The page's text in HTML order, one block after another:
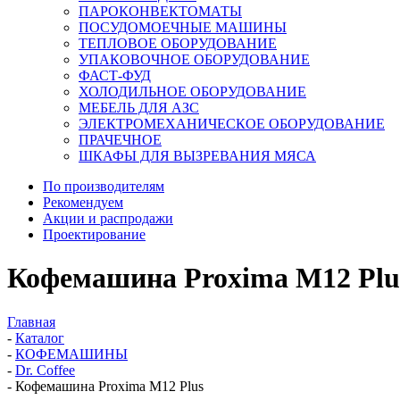
ПАРОКОНВЕКТОМАТЫ
ПОСУДОМОЕЧНЫЕ МАШИНЫ
ТЕПЛОВОЕ ОБОРУДОВАНИЕ
УПАКОВОЧНОЕ ОБОРУДОВАНИЕ
ФАСТ-ФУД
ХОЛОДИЛЬНОЕ ОБОРУДОВАНИЕ
МЕБЕЛЬ ДЛЯ АЗС
ЭЛЕКТРОМЕХАНИЧЕСКОЕ ОБОРУДОВАНИЕ
ПРАЧЕЧНОЕ
ШКАФЫ ДЛЯ ВЫЗРЕВАНИЯ МЯСА
По производителям
Рекомендуем
Акции и распродажи
Проектирование
Кофемашина Proxima M12
Главная
- Каталог
- КОФЕМАШИНЫ
- Dr. Coffee
- Кофемашина Proxima M12 Plus